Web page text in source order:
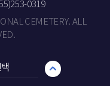
0319
CEMETERY. ALL